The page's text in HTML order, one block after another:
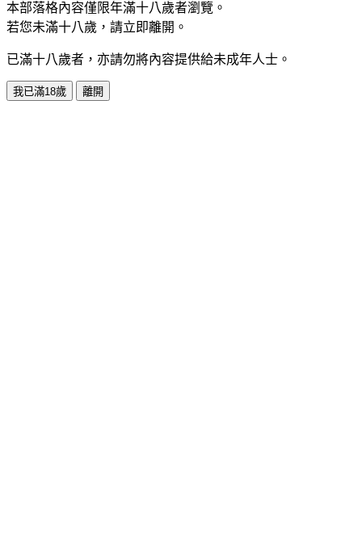
本部落格內容僅限年滿十八歲者瀏覽。
若您未滿十八歲，請立即離開。
已滿十八歲者，亦請勿將內容提供給未成年人士。
我已滿18歲 離開